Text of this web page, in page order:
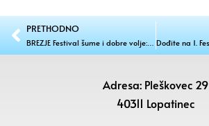
PRETHODNO
BREZJE Festival šume i dobre volje: ‘Jesen na Forestu’ spaja sport, glazbu i humanitarnu akciju
Adresa: Pleškovec 29
40311 Lopatinec